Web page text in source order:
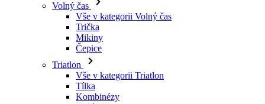
Volný čas
Vše v kategorii Volný čas
Trička
Mikiny
Čepice
Triatlon
Vše v kategorii Triatlon
Tílka
Kombinézy